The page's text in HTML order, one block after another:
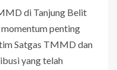
di Tanjung Belit
penting
Satgas TMMD dan
yang telah